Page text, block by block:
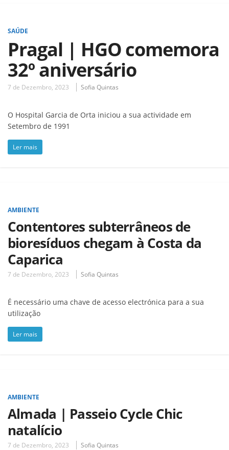
SAÚDE
Pragal | HGO comemora
32º aniversário
7 de Dezembro, 2023 Sofia Quintas
O Hospital Garcia de Orta iniciou a sua actividade em
Setembro de 1991
Ler mais
AMBIENTE
Contentores subterrâneos de
bioresíduos chegam à Costa da
Caparica
7 de Dezembro, 2023 Sofia Quintas
É necessário uma chave de acesso electrónica para a sua
utilização
Ler mais
AMBIENTE
Almada | Passeio Cycle Chic
natalício
7 de Dezembro, 2023 Sofia Quintas